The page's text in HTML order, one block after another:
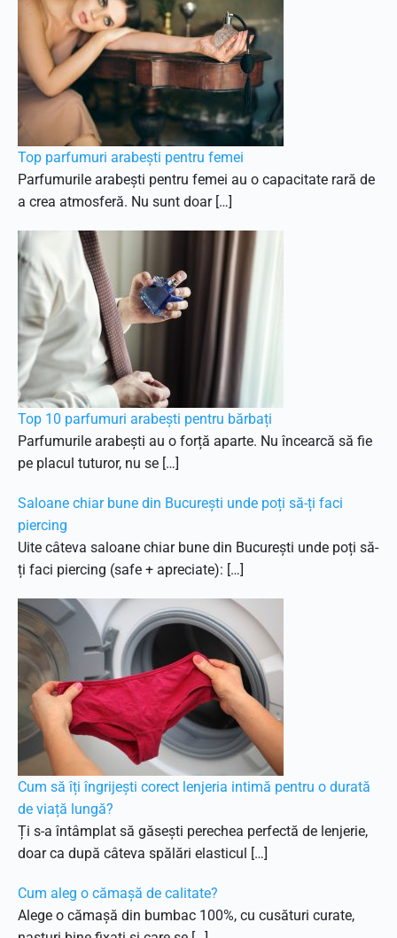
Top parfumuri arabești pentru femei
Parfumurile arabești pentru femei au o capacitate rară de
a crea atmosferă. Nu sunt doar […]
Top 10 parfumuri arabești pentru bărbați
Parfumurile arabești au o forță aparte. Nu încearcă să fie
pe placul tuturor, nu se […]
Saloane chiar bune din București unde poți să-ți faci
piercing
Uite câteva saloane chiar bune din București unde poți să-
ți faci piercing (safe + apreciate): […]
Cum să îți îngrijești corect lenjeria intimă pentru o durată
de viață lungă?
Ți s-a întâmplat să găsești perechea perfectă de lenjerie,
doar ca după câteva spălări elasticul […]
Cum aleg o cămașă de calitate?
Alege o cămașă din bumbac 100%, cu cusături curate,